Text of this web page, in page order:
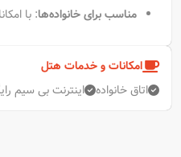
مناسب برای خانواده‌ها: با
امکانات و خدمات هتل
اتاق خانواده
اینترنت بی سیم